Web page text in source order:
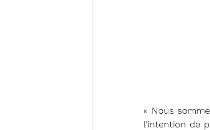
« Nous
l'intention de